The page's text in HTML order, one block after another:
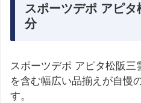
スポーツデポ アピ
分
スポーツデポ アピタ松阪三
を含む幅広い品揃えが自慢
す。